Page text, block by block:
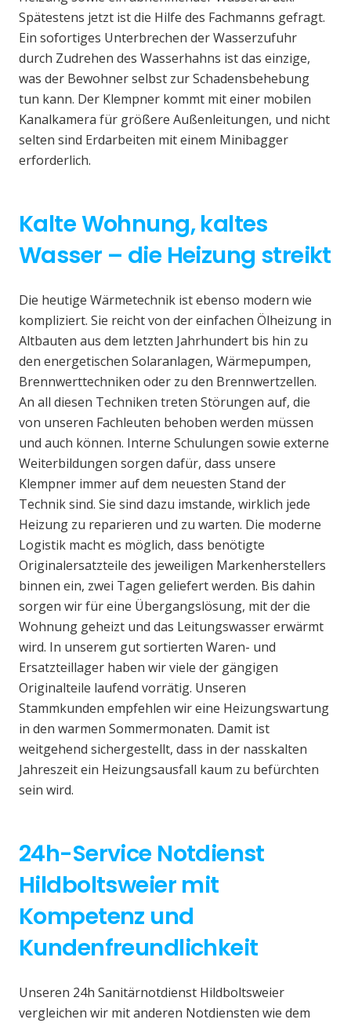
Spätestens jetzt ist die Hilfe des Fachmanns gefragt.
Ein sofortiges Unterbrechen der Wasserzufuhr
durch Zudrehen des Wasserhahns ist das einzige,
was der Bewohner selbst zur Schadensbehebung
tun kann. Der Klempner kommt mit einer mobilen
Kanalkamera für größere Außenleitungen, und nicht
selten sind Erdarbeiten mit einem Minibagger
erforderlich.
Kalte Wohnung, kaltes
Wasser – die Heizung streikt
Die heutige Wärmetechnik ist ebenso modern wie
kompliziert. Sie reicht von der einfachen Ölheizung in
Altbauten aus dem letzten Jahrhundert bis hin zu
den energetischen Solaranlagen, Wärmepumpen,
Brennwerttechniken oder zu den Brennwertzellen.
An all diesen Techniken treten Störungen auf, die
von unseren Fachleuten behoben werden müssen
und auch können. Interne Schulungen sowie externe
Weiterbildungen sorgen dafür, dass unsere
Klempner immer auf dem neuesten Stand der
Technik sind. Sie sind dazu imstande, wirklich jede
Heizung zu reparieren und zu warten. Die moderne
Logistik macht es möglich, dass benötigte
Originalersatzteile des jeweiligen Markenherstellers
binnen ein, zwei Tagen geliefert werden. Bis dahin
sorgen wir für eine Übergangslösung, mit der die
Wohnung geheizt und das Leitungswasser erwärmt
wird. In unserem gut sortierten Waren- und
Ersatzteillager haben wir viele der gängigen
Originalteile laufend vorrätig. Unseren
Stammkunden empfehlen wir eine Heizungswartung
in den warmen Sommermonaten. Damit ist
weitgehend sichergestellt, dass in der nasskalten
Jahreszeit ein Heizungsausfall kaum zu befürchten
sein wird.
24h-Service Notdienst
Hildboltsweier mit
Kompetenz und
Kundenfreundlichkeit
Unseren 24h Sanitärnotdienst Hildboltsweier
vergleichen wir mit anderen Notdiensten wie dem